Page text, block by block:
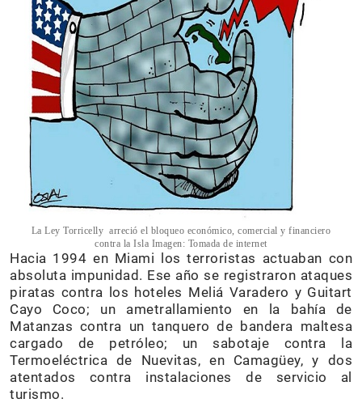
La Ley Torricelly arreció el bloqueo económico, comercial y financiero
contra la Isla Imagen: Tomada de internet
Hacia 1994 en Miami los terroristas actuaban con
absoluta impunidad. Ese año se registraron ataques
piratas contra los hoteles Meliá Varadero y Guitart
Cayo Coco; un ametrallamiento en la bahía de
Matanzas contra un tanquero de bandera maltesa
cargado de petróleo; un sabotaje contra la
Termoeléctrica de Nuevitas, en Camagüey, y dos
atentados contra instalaciones de servicio al
turismo.